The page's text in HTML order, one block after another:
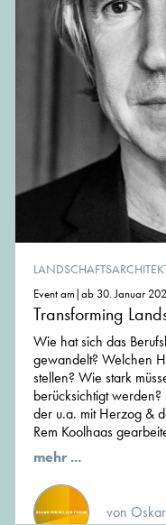
Event am|ab 30. Januar
Transforming
Wie hat sich das
gewandelt? Welchen
stellen? Wie stark
berücksichtigt
der u.a. mit Herzog &
Rem Koolhaas
mehr ...
von